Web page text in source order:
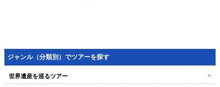
ジャンル（分類別）でツアーを探す
世界遺産を巡るツアー >